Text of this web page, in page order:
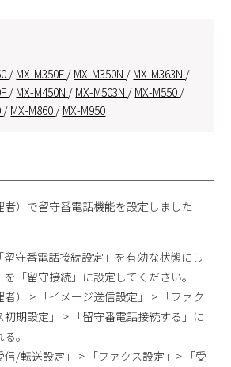
/ MX-M350F / MX-M350N / MX-M363N /
/ MX-M450N / MX-M503N / MX-M550 /
/ MX-M860 / MX-M950
）で留守番電話機能を設定しました
守番電話接続設定」を有効な状態にし
「留守接続」に設定してください。
） > 「イメージ送信設定」 > 「ファク
初期設定」 > 「留守番電話接続する」に
。
/転送設定」 > 「ファクス設定」> 「受